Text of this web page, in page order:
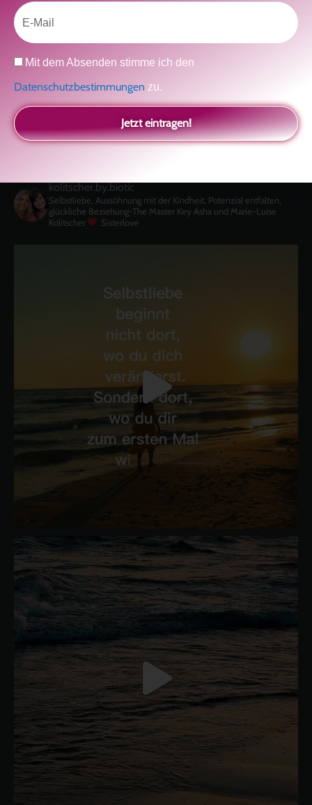
kolitscher.by.biotic
Selbstliebe, Aussöhnung mit der Kindheit, Potenzial entfalten,
glückliche Beziehung-The Master Key Asha und Marie-Luise
Kolitscher
Sisterlove
Email
Datenschutz
Mit dem Absenden stimme ich den
Datenschutzbestimmungen zu.
Jetzt eintragen!